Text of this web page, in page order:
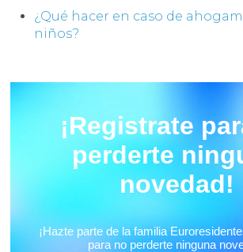
¿Qué hacer en caso de
niños?